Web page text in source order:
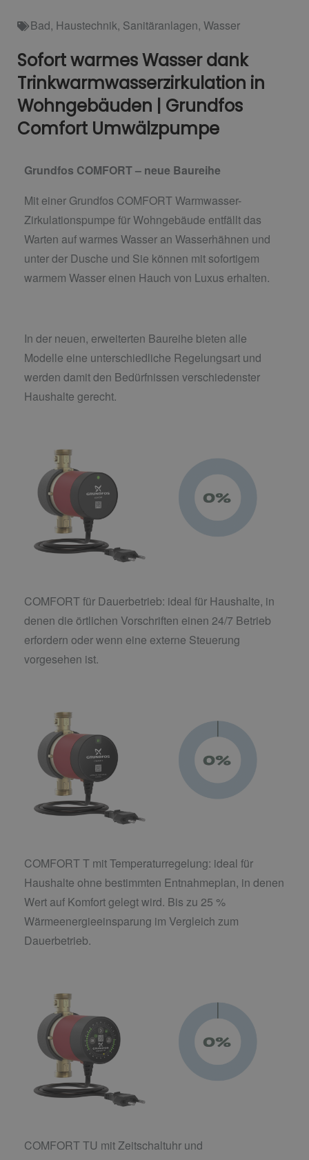
Bad, Haustechnik, Sanitäranlagen, Wasser
Sofort warmes Wasser dank
Trinkwarmwasserzirkulation in
Wohngebäuden | Grundfos
Comfort Umwälzpumpe
Grundfos COMFORT – neue Baureihe
Mit einer Grundfos COMFORT Warmwasser-
Zirkulationspumpe für Wohngebäude entfällt das
Warten auf warmes Wasser an Wasserhähnen und
unter der Dusche und Sie können mit sofortigem
warmem Wasser einen Hauch von Luxus erhalten.
In der neuen, erweiterten Baureihe bieten alle
Modelle eine unterschiedliche Regelungsart und
werden damit den Bedürfnissen verschiedenster
Haushalte gerecht.
COMFORT für Dauerbetrieb: ideal für Haushalte, in
denen die örtlichen Vorschriften einen 24/7 Betrieb
erfordern oder wenn eine externe Steuerung
vorgesehen ist.
COMFORT T mit Temperaturregelung: ideal für
Haushalte ohne bestimmten Entnahmeplan, in denen
Wert auf Komfort gelegt wird. Bis zu 25 %
Wärmeenergieeinsparung im Vergleich zum
Dauerbetrieb.
COMFORT TU mit Zeitschaltuhr und